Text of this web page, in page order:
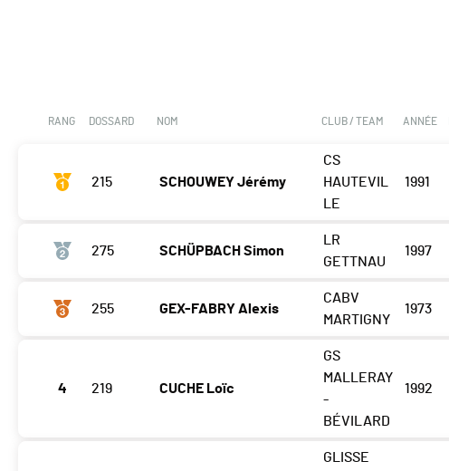
RANG DOSSARD NOM CLUB / TEAM ANNÉE
215 SCHOUWEY Jérémy
CS
HAUTEVIL
LE
1991
275 SCHÜPBACH Simon
LR
GETTNAU
1997
255 GEX-FABRY Alexis
CABV
MARTIGNY
1973
4 219 CUCHE Loïc
GS
MALLERAY
-
BÉVILARD
1992
GLISSE